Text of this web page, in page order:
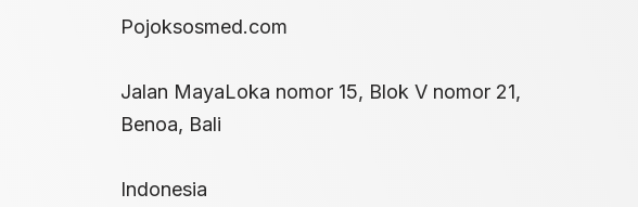
Pojoksosmed.com
Jalan MayaLoka nomor 15, Blok V nomor 21,
Benoa, Bali
Indonesia